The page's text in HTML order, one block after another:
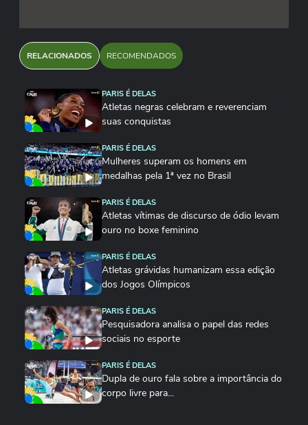
RELACIONADOS RECOMENDADOS
PARIS É DELAS
Atletas negras celebram e reverenciam
suas conquistas
PARIS É DELAS
Mulheres superam os homens em
medalhas pela 1ª vez no Brasil
PARIS É DELAS
Atletas vítimas de discurso de ódio levam
ouro no boxe feminino
PARIS É DELAS
Atletas grávidas humanizam essa edição
dos Jogos Olímpicos
PARIS É DELAS
Pesquisadora analisa o papel das redes
sociais no esporte
PARIS É DELAS
Dupla de ouro fala sobre a importância do
corpo livre para...